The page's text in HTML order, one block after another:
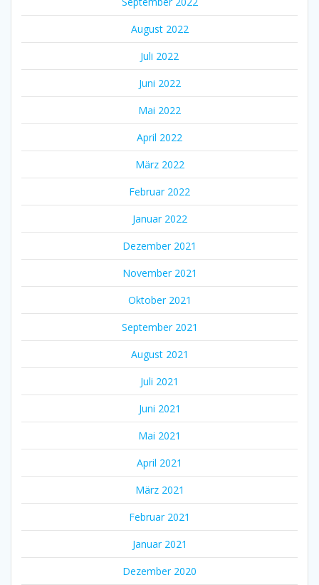
August 2022
Juli 2022
Juni 2022
Mai 2022
April 2022
März 2022
Februar 2022
Januar 2022
Dezember 2021
November 2021
Oktober 2021
September 2021
August 2021
Juli 2021
Juni 2021
Mai 2021
April 2021
März 2021
Februar 2021
Januar 2021
Dezember 2020